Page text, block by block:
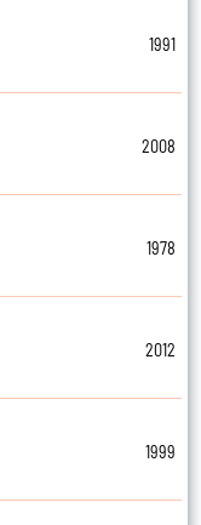
1991
2008
1978
2012
1999